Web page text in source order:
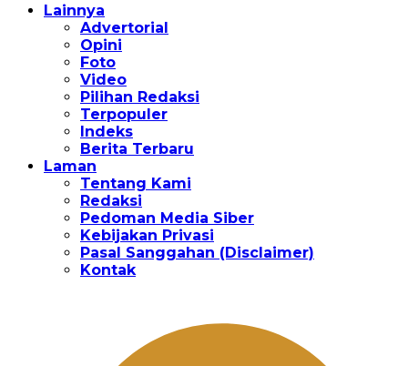
Lainnya
Advertorial
Opini
Foto
Video
Pilihan Redaksi
Terpopuler
Indeks
Berita Terbaru
Laman
Tentang Kami
Redaksi
Pedoman Media Siber
Kebijakan Privasi
Pasal Sanggahan (Disclaimer)
Kontak